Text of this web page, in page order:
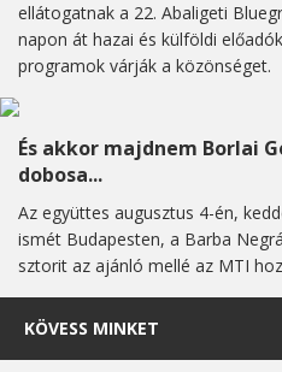
ellátogatnak a 22. Abaligeti
napon át hazai és külföldi
programok várják a közönséget.
És akkor majdnem Borlai
dobosa...
Az együttes augusztus 4-én,
ismét Budapesten, a Barba
sztorit az ajánló mellé az MTI
KÖVESS MINKET